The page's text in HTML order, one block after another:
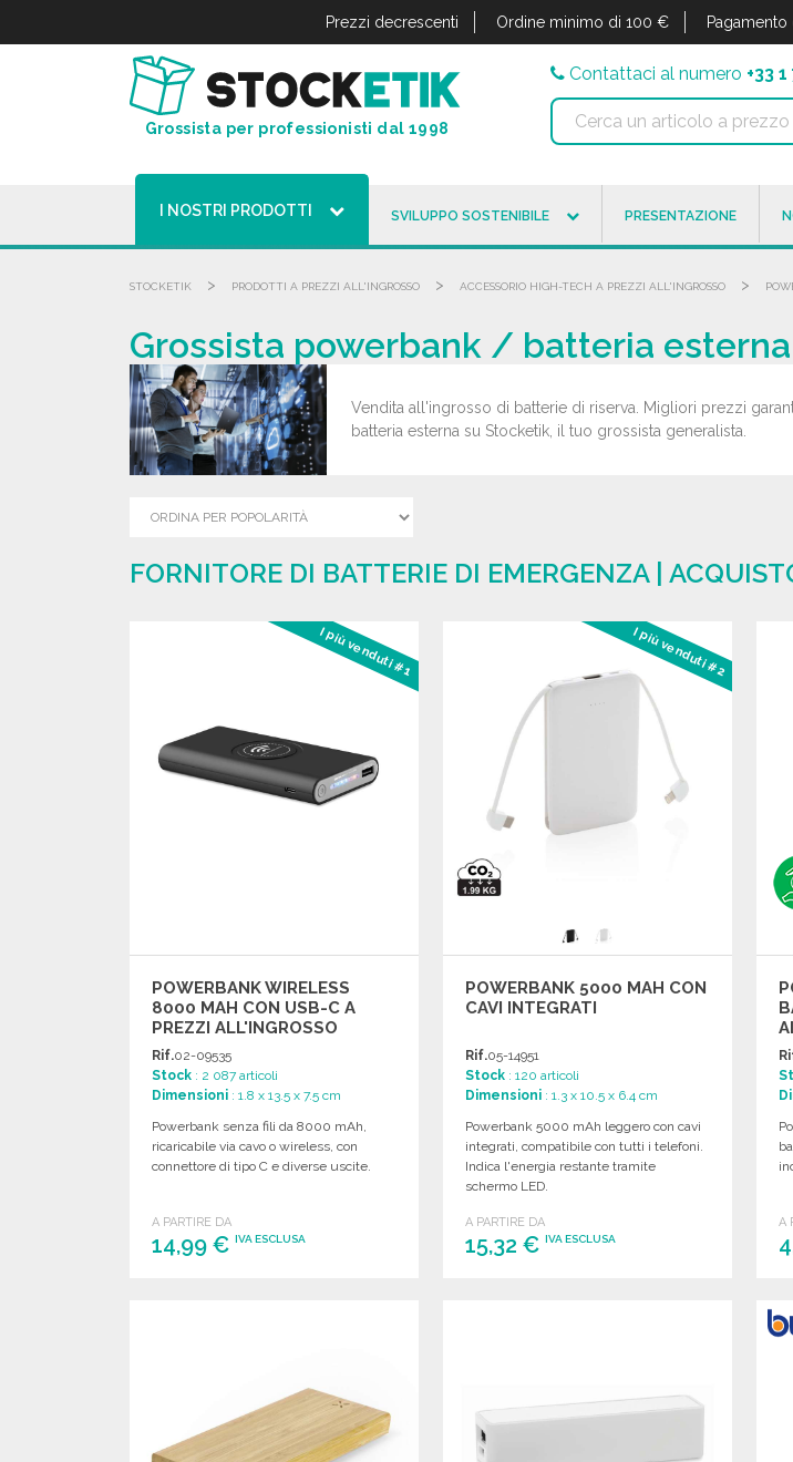
Prezzi decrescenti Ordine minimo di 100 €
Grossista per professionisti dal 1998
Contattaci al numero +33
I NOSTRI PRODOTTI SVILUPPO SOSTENIBILE PRESENTAZIONE
STOCKETIK > PRODOTTI A PREZZI ALL'INGROSSO > ACCESSORIO HIGH-TECH A PREZZI ALL'INGROSSO >
Grossista powerbank / batteria
Vendita all'ingrosso di batterie di riserva. Migliori prezzi
batteria esterna su Stocketik, il tuo grossista generalista.
FORNITORE DI BATTERIE DI EMERGENZA |
I più venduti #1
POWERBANK WIRELESS
8000 MAH CON USB-C A
PREZZI ALL'INGROSSO
Rif.02-09535
Stock : 2 087 articoli
Dimensioni : 1.8 x 13.5 x 7.5 cm
Powerbank senza fili da 8000 mAh,
ricaricabile via cavo o wireless, con
connettore di tipo C e diverse uscite.
A PARTIRE DA
14,99 € IVA ESCLUSA
I più venduti #2
POWERBANK 5000 MAH CON
CAVI INTEGRATI
Rif.05-14951
Stock : 120 articoli
Dimensioni : 1.3 x 10.5 x 6.4 cm
Powerbank 5000 mAh leggero con cavi
integrati, compatibile con tutti i telefoni.
Indica l'energia restante tramite
schermo LED.
A PARTIRE DA
15,32 €IVA ESCLUSA
A